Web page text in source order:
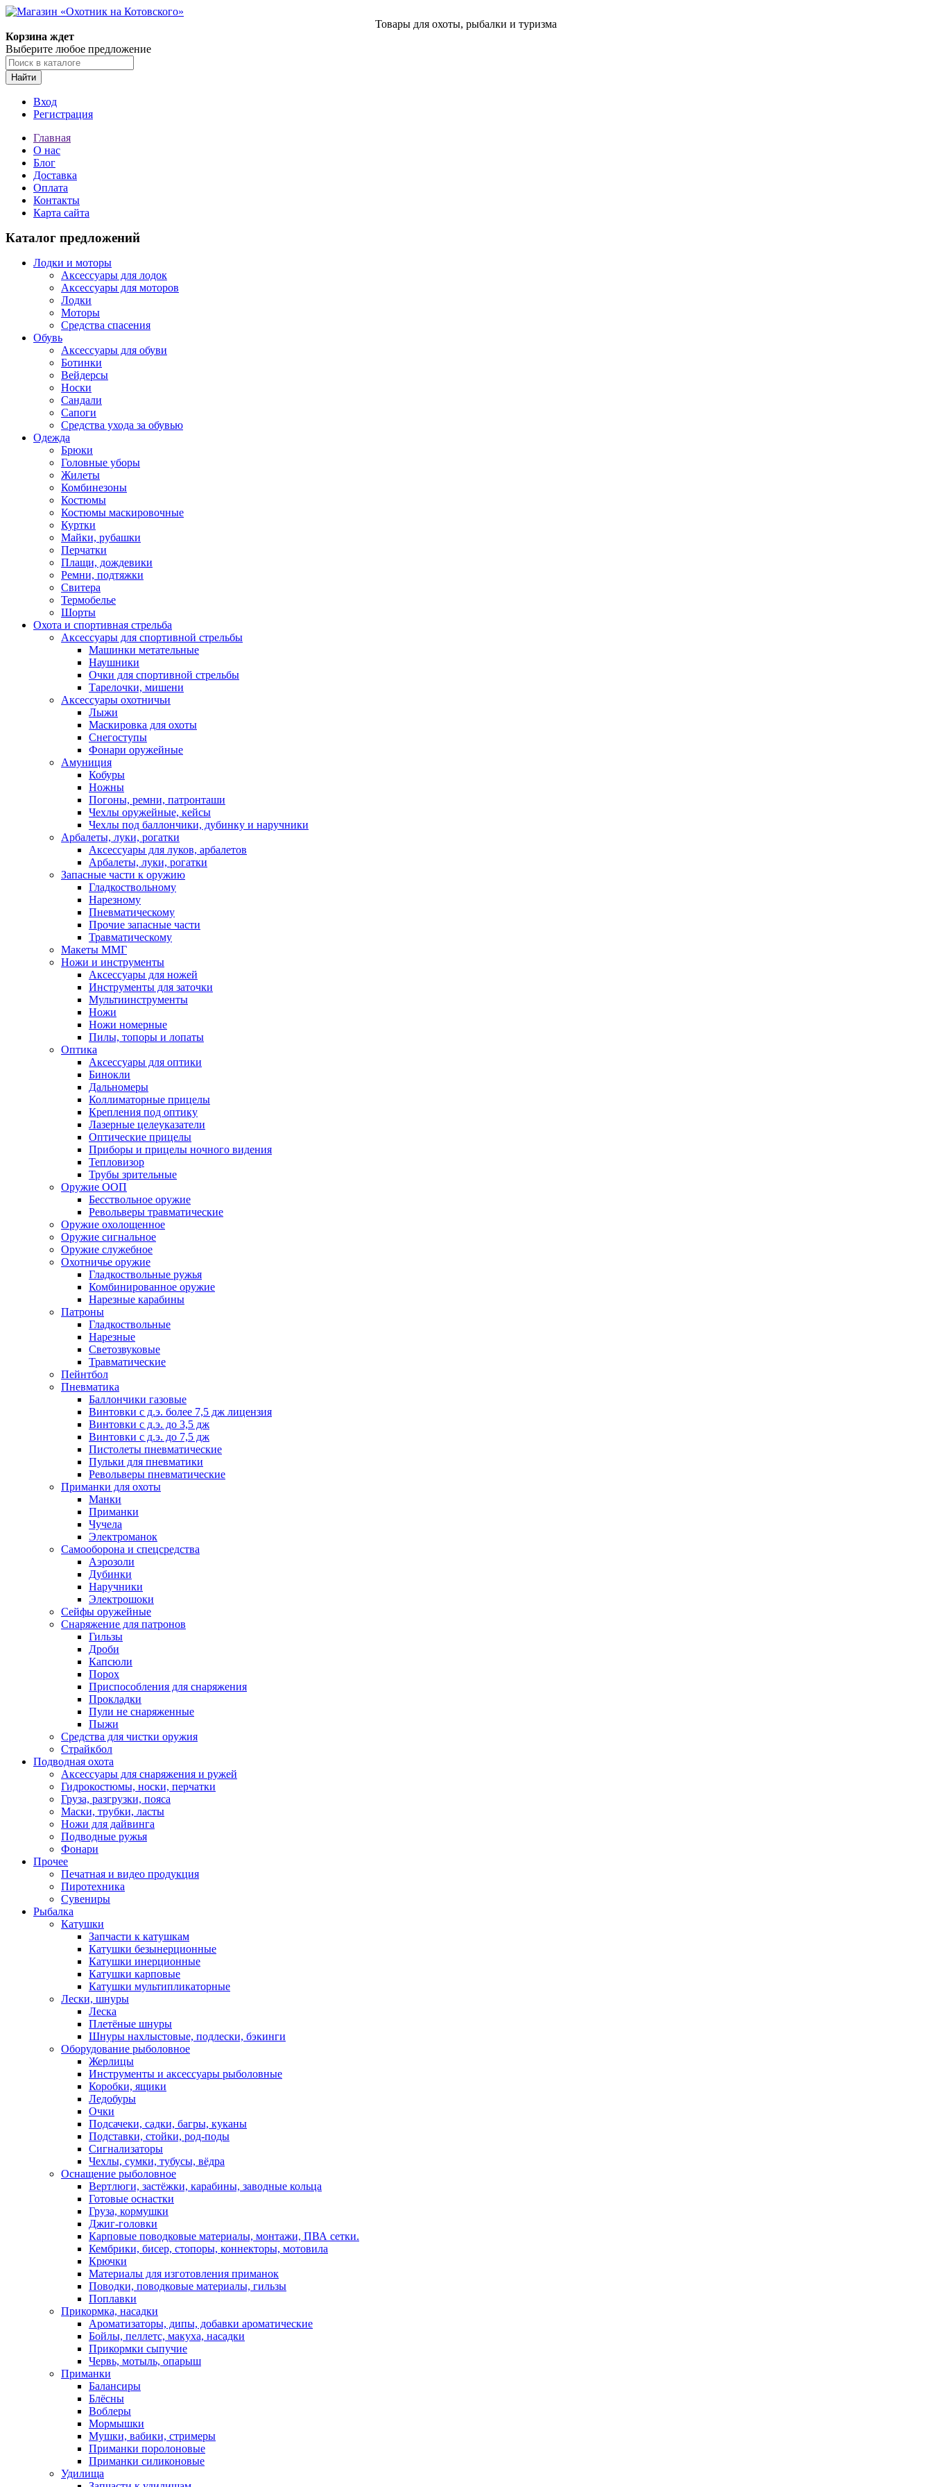
Товары для охоты, рыбалки и туризма
Корзина ждет
Выберите любое предложение
Найти
Вход
Регистрация
Главная
О нас
Блог
Доставка
Оплата
Контакты
Карта сайта
Каталог предложений
Лодки и моторы
Аксессуары для лодок
Аксессуары для моторов
Лодки
Моторы
Средства спасения
Обувь
Аксессуары для обуви
Ботинки
Вейдерсы
Носки
Сандали
Сапоги
Средства ухода за обувью
Одежда
Брюки
Головные уборы
Жилеты
Комбинезоны
Костюмы
Костюмы маскировочные
Куртки
Майки, рубашки
Перчатки
Плащи, дождевики
Ремни, подтяжки
Свитера
Термобелье
Шорты
Охота и спортивная стрельба
Аксессуары для спортивной стрельбы
Машинки метательные
Наушники
Очки для спортивной стрельбы
Тарелочки, мишени
Аксессуары охотничьи
Лыжи
Маскировка для охоты
Снегоступы
Фонари оружейные
Амуниция
Кобуры
Ножны
Погоны, ремни, патронташи
Чехлы оружейные, кейсы
Чехлы под баллончики, дубинку и наручники
Арбалеты, луки, рогатки
Аксессуары для луков, арбалетов
Арбалеты, луки, рогатки
Запасные части к оружию
Гладкоствольному
Нарезному
Пневматическому
Прочие запасные части
Травматическому
Макеты ММГ
Ножи и инструменты
Аксессуары для ножей
Инструменты для заточки
Мультиинструменты
Ножи
Ножи номерные
Пилы, топоры и лопаты
Оптика
Аксессуары для оптики
Бинокли
Дальномеры
Коллиматорные прицелы
Крепления под оптику
Лазерные целеуказатели
Оптические прицелы
Приборы и прицелы ночного видения
Тепловизор
Трубы зрительные
Оружие ООП
Бесствольное оружие
Револьверы травматические
Оружие охолощенное
Оружие сигнальное
Оружие служебное
Охотничье оружие
Гладкоствольные ружья
Комбинированное оружие
Нарезные карабины
Патроны
Гладкоствольные
Нарезные
Светозвуковые
Травматические
Пейнтбол
Пневматика
Баллончики газовые
Винтовки с д.э. более 7,5 дж лицензия
Винтовки с д.э. до 3,5 дж
Винтовки с д.э. до 7,5 дж
Пистолеты пневматические
Пульки для пневматики
Револьверы пневматические
Приманки для охоты
Манки
Приманки
Чучела
Электроманок
Самооборона и спецсредства
Аэрозоли
Дубинки
Наручники
Электрошоки
Сейфы оружейные
Снаряжение для патронов
Гильзы
Дроби
Капсюли
Порох
Приспособления для снаряжения
Прокладки
Пули не снаряженные
Пыжи
Средства для чистки оружия
Страйкбол
Подводная охота
Аксессуары для снаряжения и ружей
Гидрокостюмы, носки, перчатки
Груза, разгрузки, пояса
Маски, трубки, ласты
Ножи для дайвинга
Подводные ружья
Фонари
Прочее
Печатная и видео продукция
Пиротехника
Сувениры
Рыбалка
Катушки
Запчасти к катушкам
Катушки безынерционные
Катушки инерционные
Катушки карповые
Катушки мультипликаторные
Лески, шнуры
Леска
Плетёные шнуры
Шнуры нахлыстовые, подлески, бэкинги
Оборудование рыболовное
Жерлицы
Инструменты и аксессуары рыболовные
Коробки, ящики
Ледобуры
Очки
Подсачеки, садки, багры, куканы
Подставки, стойки, род-поды
Сигнализаторы
Чехлы, сумки, тубусы, вёдра
Оснащение рыболовное
Вертлюги, застёжки, карабины, заводные кольца
Готовые оснастки
Груза, кормушки
Джиг-головки
Карповые поводковые материалы, монтажи, ПВА сетки.
Кембрики, бисер, стопоры, коннекторы, мотовила
Крючки
Материалы для изготовления приманок
Поводки, поводковые материалы, гильзы
Поплавки
Прикормка, насадки
Ароматизаторы, дипы, добавки ароматические
Бойлы, пеллетс, макуха, насадки
Прикормки сыпучие
Червь, мотыль, опарыш
Приманки
Балансиры
Блёсны
Воблеры
Мормышки
Мушки, вабики, стримеры
Приманки поролоновые
Приманки силиконовые
Удилища